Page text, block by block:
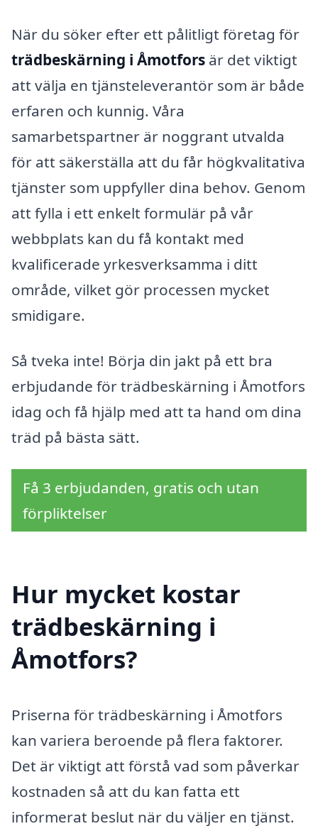
När du söker efter ett pålitligt företag för
trädbeskärning i Åmotfors är det viktigt
att välja en tjänsteleverantör som är både
erfaren och kunnig. Våra
samarbetspartner är noggrant utvalda
för att säkerställa att du får högkvalitativa
tjänster som uppfyller dina behov. Genom
att fylla i ett enkelt formulär på vår
webbplats kan du få kontakt med
kvalificerade yrkesverksamma i ditt
område, vilket gör processen mycket
smidigare.
Så tveka inte! Börja din jakt på ett bra
erbjudande för trädbeskärning i Åmotfors
idag och få hjälp med att ta hand om dina
träd på bästa sätt.
Få 3 erbjudanden, gratis och utan
förpliktelser
Hur mycket kostar
trädbeskärning i
Åmotfors?
Priserna för trädbeskärning i Åmotfors
kan variera beroende på flera faktorer.
Det är viktigt att förstå vad som påverkar
kostnaden så att du kan fatta ett
informerat beslut när du väljer en tjänst.